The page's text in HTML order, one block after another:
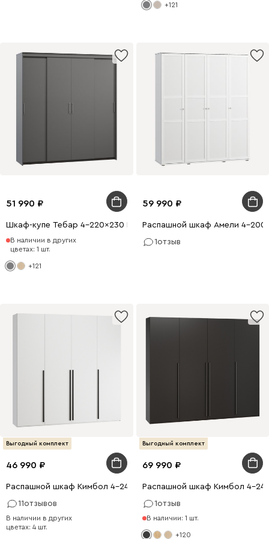
+121
51 990
Шкаф-купе Тебар 4-220x230 Графитовый без зеркал
В наличии в других
цветах: 1 шт.
+121
59 990
Распашной шкаф Амели 4-
1отзыв
Выгодный комплект
46 990
Распашной шкаф Кимбол 4-240x240 Белый
11отзывов
В наличии в других
цветах: 4 шт.
Выгодный комплект
69 990
Распашной шкаф Кимбол 4-
1отзыв
В наличии: 1 шт.
+120